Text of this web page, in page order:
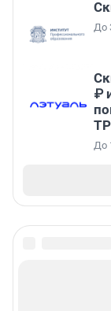
До
₽
До